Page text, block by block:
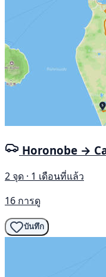
Horonobe →
2 จุด · 1 เดือนที่แล้ว
16 การดู
บันทึก